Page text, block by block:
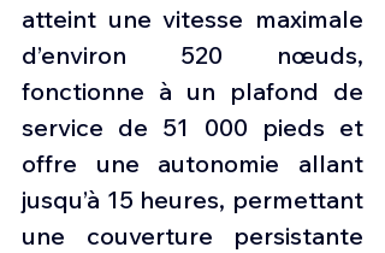
atteint une vitesse maximale
d’environ 520 nœuds,
fonctionne à un plafond de
service de 51 000 pieds et
offre une autonomie allant
jusqu’à 15 heures, permettant
une couverture persistante